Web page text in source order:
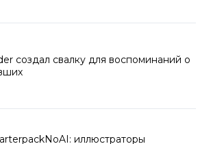
создал свалку для воспоминаний о
иллюстраторы